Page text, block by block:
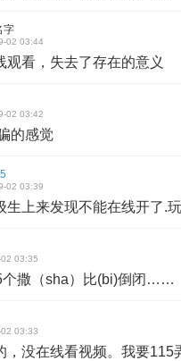
字
02 03:44
观看，失去了存在的意义
02 03:42
的感觉
02 03:39
生上来发现不能在线开了.玩
03:35
个撒（sha）比(bi)倒闭……
03:33
，没在线看视频。我要115